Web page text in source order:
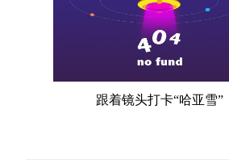
跟着镜头打卡“哈亚雪”